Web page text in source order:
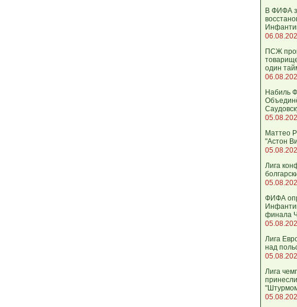
В ФИФА
ПСЖ
один
Набиль
Маттео
"Астон
Лига
ФИФА
финала
Лига
над
Лига